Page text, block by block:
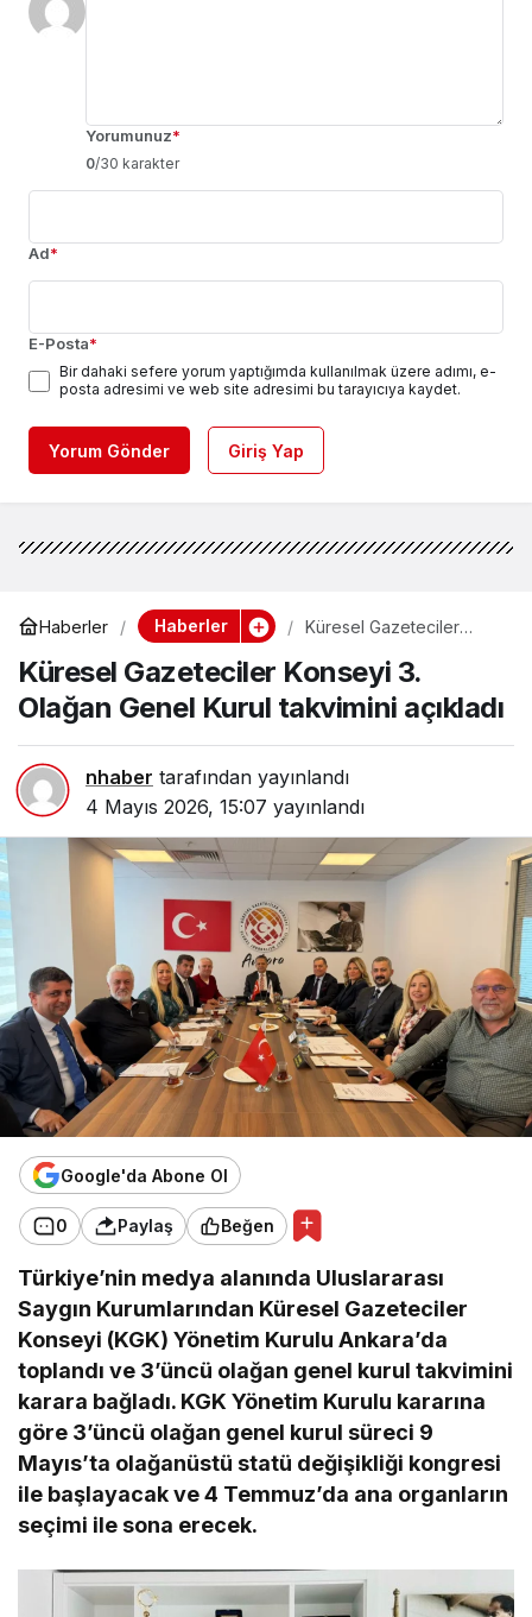
Yorumunuz*
0/30 karakter
Ad*
E-Posta*
Bir dahaki sefere yorum yaptığımda kullanılmak üzere adımı, e-
posta adresimi ve web site adresimi bu tarayıcıya kaydet.
Yorum Gönder Giriş Yap
Haberler Haberler
Küresel Gazeteciler
Kurul takvimini açıkladı
Küresel Gazeteciler Konseyi 3.
Olağan Genel Kurul takvimini açıkladı
nhaber tarafından yayınlandı
4 Mayıs 2026, 15:07 yayınlandı
Google'da Abone Ol
0 Paylaş Beğen
Türkiye’nin medya alanında Uluslararası
Saygın Kurumlarından Küresel Gazeteciler
Konseyi (KGK) Yönetim Kurulu Ankara’da
toplandı ve 3’üncü olağan genel kurul takvimini
karara bağladı. KGK Yönetim Kurulu kararına
göre 3’üncü olağan genel kurul süreci 9
Mayıs’ta olağanüstü statü değişikliği kongresi
ile başlayacak ve 4 Temmuz’da ana organların
seçimi ile sona erecek.